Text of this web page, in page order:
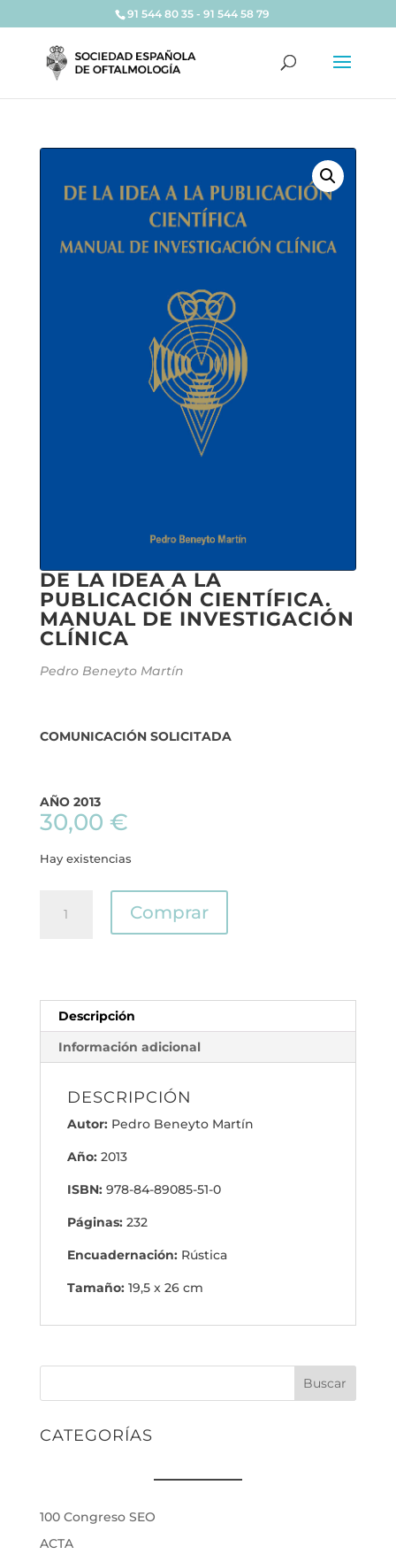
91 544 80 35 - 91 544 58 79
DE LA IDEA A LA
PUBLICACIÓN CIENTÍFICA.
MANUAL DE INVESTIGACIÓN
CLÍNICA
Pedro Beneyto Martín
COMUNICACIÓN SOLICITADA
AÑO 2013
30,00 €
Hay existencias
publicación
científica.
Manual
de
clínica
cantidad
Comprar
Descripción
Información adicional
DESCRIPCIÓN
Autor: Pedro Beneyto Martín
Año: 2013
ISBN: 978-84-89085-51-0
Páginas: 232
Encuadernación: Rústica
Tamaño: 19,5 x 26 cm
Buscar
CATEGORÍAS
100 Congreso SEO
ACTA